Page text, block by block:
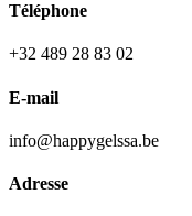
Téléphone
+32 489 28 83 02
E-mail
info@happygelssa.be
Adresse